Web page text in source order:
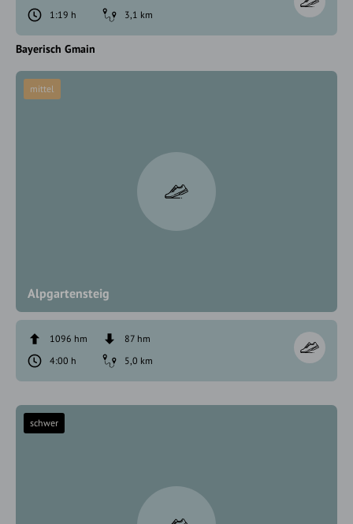
1:19 h
3,1 km
Bayerisch Gmain
Alpgartensteig
mittel
1096 hm
87 hm
4:00 h
5,0 km
schwer